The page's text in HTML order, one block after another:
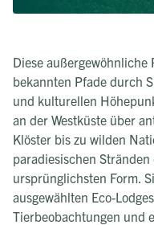
Diese außergewöhnliche
bekannten Pfade durch
und kulturellen
an der Westküste über
Klöster bis zu wilden
paradiesischen
ursprünglichsten Form.
ausgewählten Eco-
Tierbeobachtungen und